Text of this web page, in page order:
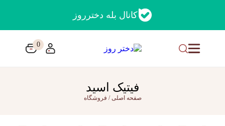
کانال بله دخترروز
0
فیتیک اسید
صفحه اصلی/ فروشگاه